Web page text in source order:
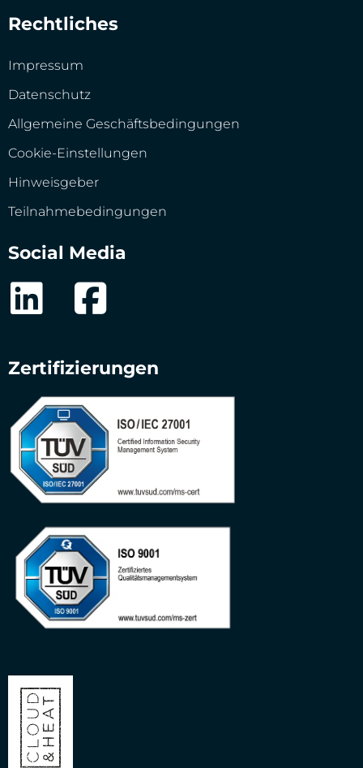
Rechtliches
Impressum
Datenschutz
Allgemeine Geschäftsbedingungen
Cookie-Einstellungen
Hinweisgeber
Teilnahmebedingungen
Social Media
Zertifizierungen